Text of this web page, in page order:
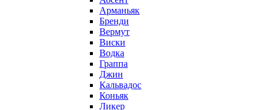
Арманьяк
Бренди
Вермут
Виски
Водка
Граппа
Джин
Кальвадос
Коньяк
Ликер